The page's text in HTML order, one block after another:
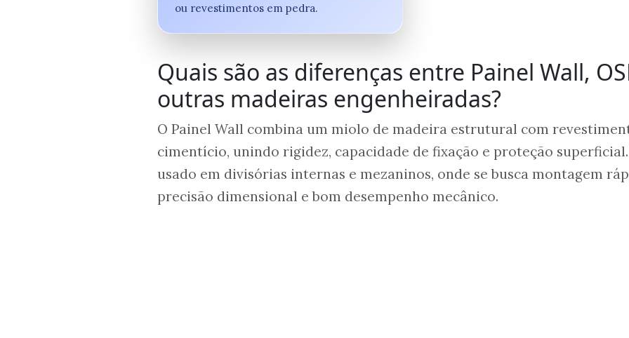
ou revestimentos em pedra.
Quais são as diferenças entre Painel Wall,
outras madeiras engenheiradas?
O Painel Wall combina um miolo de madeira estrutural com
cimentício, unindo rigidez, capacidade de fixação e proteção
usado em divisórias internas e mezaninos, onde se busca montagem
precisão dimensional e bom desempenho mecânico.